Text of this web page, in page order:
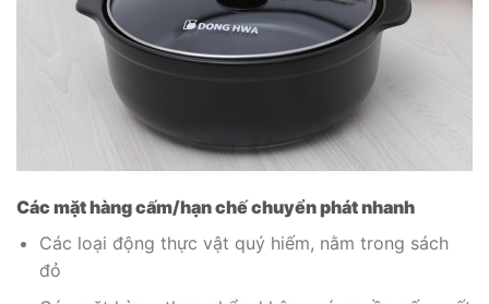
Các mặt hàng cấm/hạn chế chuyển phát nhanh
Các loại động thực vật quý hiếm, nằm trong sách
đỏ